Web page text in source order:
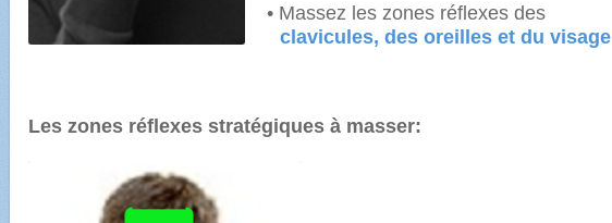
• Massez les zones réflexes des
clavicules, des oreilles et du visage
Les zones réflexes stratégiques à masser: